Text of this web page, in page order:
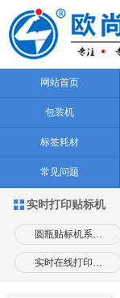
网站首页
包装机
标签耗材
常见问题
 实时打印贴标机
圆瓶贴标机系…
实时在线打印…